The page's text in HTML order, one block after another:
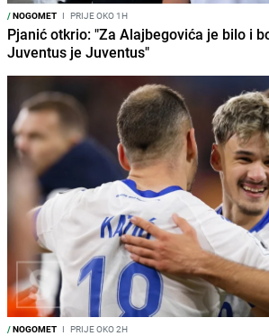
/NOGOMET I PRIJE OKO 1H
Pjanić otkrio: "Za Alajbegovića je bilo i
Juventus je Juventus"
/NOGOMET I PRIJE OKO 2H